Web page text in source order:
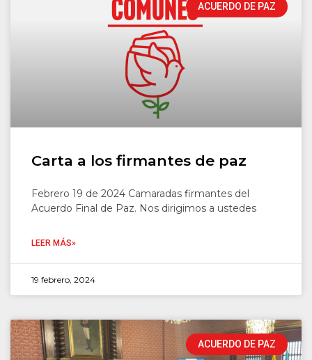
ACUERDO DE PAZ
Carta a los firmantes de paz
Febrero 19 de 2024 Camaradas firmantes del
Acuerdo Final de Paz. Nos dirigimos a ustedes
LEER MÁS»
19 febrero, 2024
ACUERDO DE PAZ